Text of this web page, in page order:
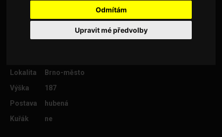
Odmítám
Upravit mé předvolby
Lokalita
Brno-město
Výška
187
Postava
hubená
Kuřák
ne